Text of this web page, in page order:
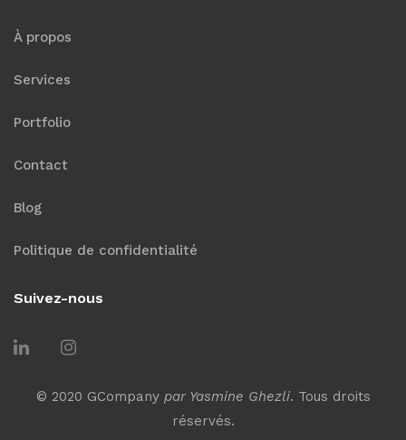
À propos
Services
Portfolio
Contact
Blog
Politique de confidentialité
Suivez-nous
© 2020 GCompany par Yasmine Ghezli. Tous droits
réservés.